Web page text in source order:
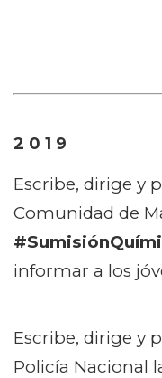
2 0 1 9
Escribe, dirige y
Comunidad de
informar a los
Escribe, dirige y
Policía Nacional